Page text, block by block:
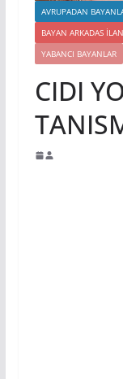
AVRUPADAN
BAYAN ARKADAS
YABANCI BAYANLAR
CIDI